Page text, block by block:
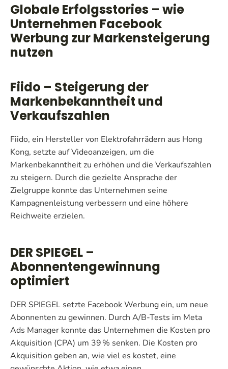
Globale Erfolgsstories – wie
Unternehmen Facebook
Werbung zur Markensteigerung
nutzen
Fiido – Steigerung der
Markenbekanntheit und
Verkaufszahlen
Fiido, ein Hersteller von Elektrofahrrädern aus Hong
Kong, setzte auf Videoanzeigen, um die
Markenbekanntheit zu erhöhen und die Verkaufszahlen
zu steigern. Durch die gezielte Ansprache der
Zielgruppe konnte das Unternehmen seine
Kampagnenleistung verbessern und eine höhere
Reichweite erzielen.
DER SPIEGEL –
Abonnentengewinnung
optimiert
DER SPIEGEL setzte Facebook Werbung ein, um neue
Abonnenten zu gewinnen. Durch A/B-Tests im Meta
Ads Manager konnte das Unternehmen die Kosten pro
Akquisition (CPA) um 39 % senken. Die Kosten pro
Akquisition geben an, wie viel es kostet, eine